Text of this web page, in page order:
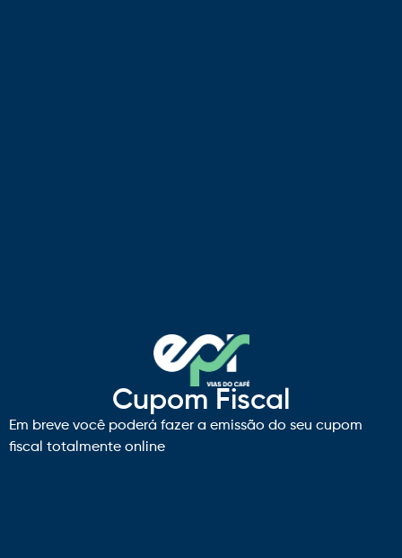
Cupom Fiscal
Em breve você poderá fazer a emissão do seu cupom
fiscal totalmente online